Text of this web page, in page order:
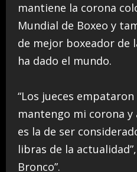
mantiene la corona
Mundial de Boxeo y
de mejor boxeador de
ha dado el mundo.
“Los jueces
mantengo mi corona
es la de ser
libras de la
Bronco”.